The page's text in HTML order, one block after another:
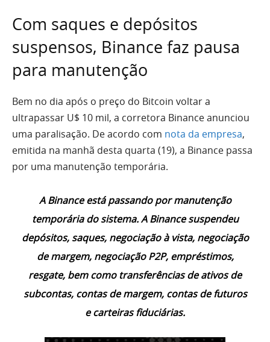
Com saques e depósitos
suspensos, Binance faz pausa
para manutenção
Bem no dia após o preço do Bitcoin voltar a
ultrapassar U$ 10 mil, a corretora Binance anunciou
uma paralisação. De acordo com nota da empresa,
emitida na manhã desta quarta (19), a Binance passa
por uma manutenção temporária.
A Binance está passando por manutenção
temporária do sistema. A Binance suspendeu
depósitos, saques, negociação à vista, negociação
de margem, negociação P2P, empréstimos,
resgate, bem como transferências de ativos de
subcontas, contas de margem, contas de futuros
e carteiras fiduciárias.